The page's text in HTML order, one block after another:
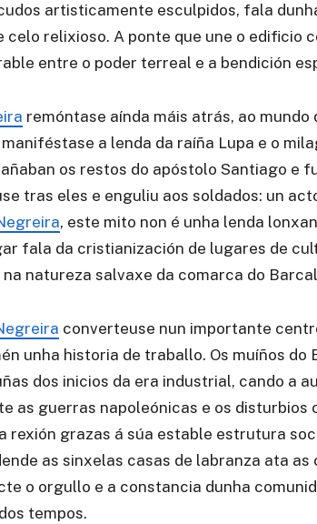
artisticamente esculpidos, fala
celo relixioso. A ponte que une o edificio
entre o poder terreal e a bendición
remóntase aínda máis atrás, ao
a lenda da raíña Lupa e o
os restos do apóstolo Santiago e
tras eles e enguliu aos soldados: un
, este mito non é unha lenda
fala da cristianización de lugares de
natureza salvaxe da comarca do
converteuse nun importante
unha historia de traballo. Os muíños
dos inicios da era industrial, cando a
as guerras napoleónicas e os disturbios
rexión grazas á súa estable estrutura
as sinxelas casas de labranza ata
o orgullo e a constancia dunha
tempos.